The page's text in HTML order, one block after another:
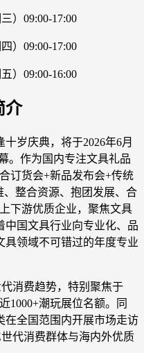
）09:00-17:00
）09:00-17:00
）09:00-16:00
介
岁庆典，将于2026年6月
。作为国内专注文具礼品
订货会+新品发布会+传统
、整合资源、抱团发展、合
下游优质企业，聚焦文具
中国文具行业向专业化、品
具领域不可错过的年度专业
消费趋势，特别聚焦于
1000+潮玩展位名额。同
在全国范围内开展市场走访
代消费群体与海内外优质